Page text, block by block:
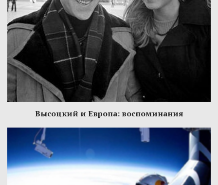
Высоцкий и Европа: воспоминания